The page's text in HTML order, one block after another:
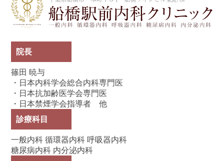
院長
篠田 暁与
・日本内科学会総合内科専門医
・日本抗加齢医学会専門医
・日本禁煙学会指導者 他
診療科目
一般内科 循環器内科 呼吸器内科
糖尿病内科 内分泌内科